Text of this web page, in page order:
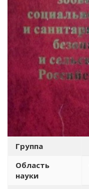
Группа
Область
науки